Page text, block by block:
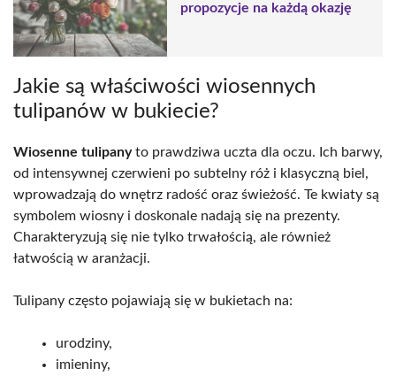
propozycje na każdą okazję
Jakie są właściwości wiosennych
tulipanów w bukiecie?
Wiosenne tulipanyto prawdziwa uczta dla oczu. Ich barwy,
od intensywnej czerwieni po subtelny róż i klasyczną biel,
wprowadzają do wnętrz radość oraz świeżość. Te kwiaty są
symbolem wiosny i doskonale nadają się na prezenty.
Charakteryzują się nie tylko trwałością, ale również
łatwością w aranżacji.
Tulipany często pojawiają się w bukietach na:
urodziny,
imieniny,